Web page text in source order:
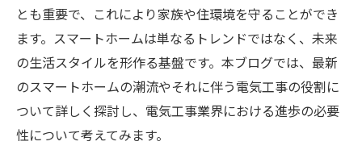
とも重要で、これにより家族や住環境を守ることができ
ます。スマートホームは単なるトレンドではなく、未来
の生活スタイルを形作る基盤です。本ブログでは、最新
のスマートホームの潮流やそれに伴う電気工事の役割に
ついて詳しく探討し、電気工事業界における進歩の必要
性について考えてみます。